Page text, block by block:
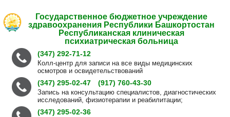
Государственное бюджетное учреждение
здравоохранения Республики Башкортостан
Республиканская клиническая
психиатрическая больница
(347) 292-71-12
Колл-центр для записи на все виды медицинских
осмотров и освидетельствований
(347) 295-02-47 (917) 760-43-30
Запись на консультацию специалистов, диагностических
исследований, физиотерапии и реабилитации;
(347) 295-02-36